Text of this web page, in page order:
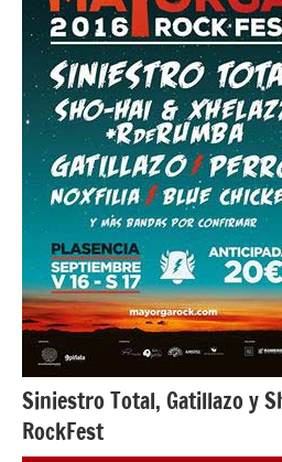
Siniestro Total, Gatillazo y
RockFest